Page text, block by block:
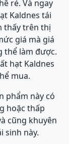
rẻ. Và ngay
Kaldnes tái
thấy trên thị
giá mà giá
thể làm được.
hạt Kaldnes
mua.
phẩm này có
hoặc thấp
cũng khuyên
sinh này.